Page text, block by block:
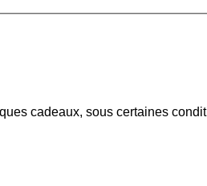
cadeaux, sous certaines